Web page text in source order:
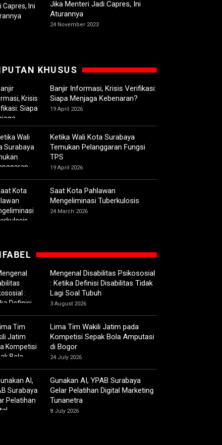
Jika Menteri Jadi Capres, Ini
Aturannya
24 November 2023
KHUSUS
Banjir Informasi, Krisis Verifikasi:
Siapa Menjaga Kebenaran?
19 April 2026
Ketika Wali Kota Surabaya
Temukan Pelanggaran Fungsi
TPS
19 April 2026
Saat Kota Pahlawan
Mengeliminasi Tuberkulosis
24 March 2026
Mengenal Disabilitas Psikososial
: Ketika Definisi Disabilitas Tidak
Lagi Soal Tubuh
3 August 2026
Lima Tim Wakili Jatim pada
Kompetisi Sepak Bola Amputasi
di Bogor
24 July 2026
Gunakan AI, YPAB Surabaya
Gelar Pelatihan Digital Marketing
Tunanetra
8 July 2026